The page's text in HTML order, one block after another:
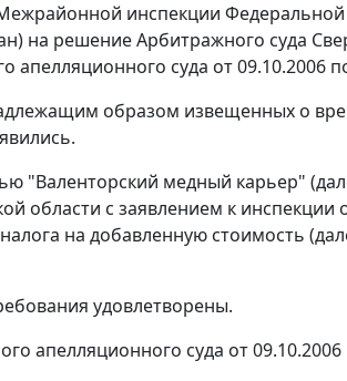
инспекции
на решение Арбитражного суда
суда от 09.10.2006
образом извещенных о
"Валенторский медный карьер"
области с заявлением к
на добавленную стоимость
удовлетворены.
апелляционного суда от